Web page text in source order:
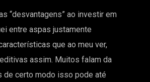
“desvantagens” ao investir em
entre aspas justamente
que ao meu ver,
assim. Muitos falam da
de certo modo isso pode até